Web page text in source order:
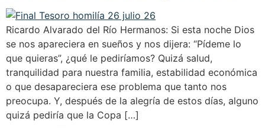
Ricardo Alvarado del Río Hermanos: Si esta noche Dios
se nos apareciera en sueños y nos dijera: “Pídeme lo
que quieras”, ¿qué le pediríamos? Quizá salud,
tranquilidad para nuestra familia, estabilidad económica
o que desapareciera ese problema que tanto nos
preocupa. Y, después de la alegría de estos días, alguno
quizá pediría que la Copa […]